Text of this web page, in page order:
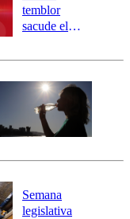
temblor
sacude el
revisa la
epicentro
Semana
legislativa